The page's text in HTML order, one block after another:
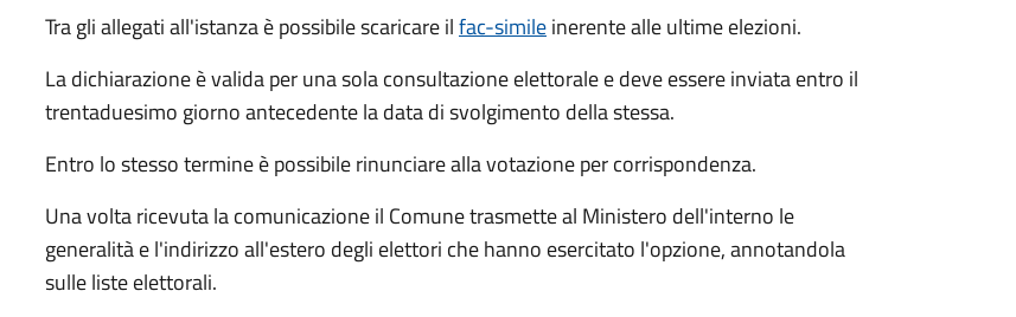
Tra gli allegati all'istanza è possibile scaricare ilfac-simileinerente alle ultime elezioni.
La dichiarazione è valida per una sola consultazione elettorale e deve essere inviata entro il
trentaduesimo giorno antecedente la data di svolgimento della stessa.
Entro lo stesso termine è possibile rinunciare alla votazione per corrispondenza.
Una volta ricevuta la comunicazione il Comune trasmette al Ministero dell'interno le
generalità e l'indirizzo all'estero degli elettori che hanno esercitato l'opzione, annotandola
sulle liste elettorali.